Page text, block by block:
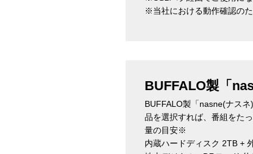
※当社における動作確認の
BUFFALO製「
BUFFALO製「nasne(ナス
品を選択すれば、番組をた
量の目安※
内蔵ハードディスク 2TB +